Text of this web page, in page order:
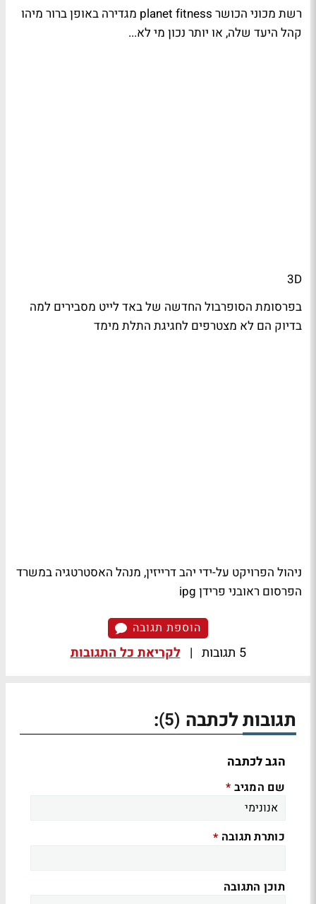
רשת מכוני הכושר planet fitness מגדירה באופן ברור מיהו
קהל היעד שלה, או יותר נכון מי לא...
3D
בפרסומת הסופרבול החדשה של באד לייט מסבירים למה
בדיוק הם לא מצטרפים לחגיגת התלת מימד
ניהול הפרויקט על-ידי יהב דרייזין, מנהל האסטרטגיה במשרד
הפרסום ראובני פרידן ipg
הוספת תגובה
5 תגובות | לקריאת כל התגובות
תגובות לכתבה (5)
:
הגב לכתבה
שם המגיב *
כותרת תגובה *
תוכן התגובה